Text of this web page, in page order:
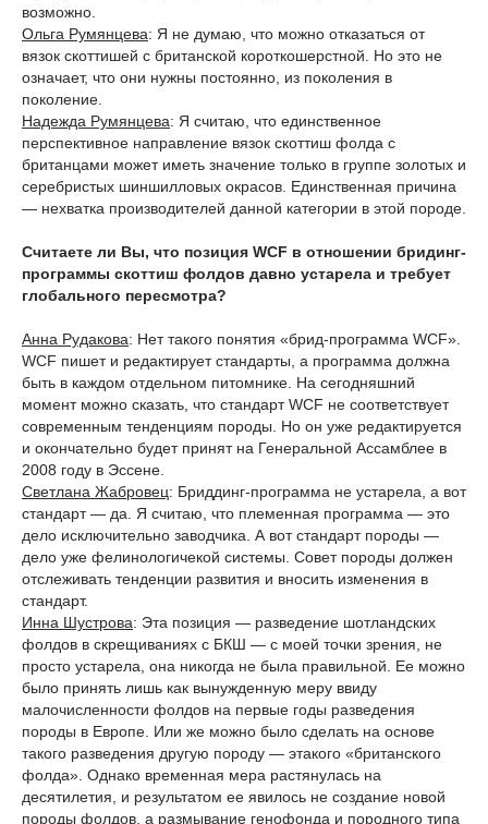
возможно.
Ольга Румянцева: Я не думаю, что можно отказаться от
вязок скоттишей с британской короткошерстной. Но это не
означает, что они нужны постоянно, из поколения в
поколение.
Надежда Румянцева: Я считаю, что единственное
перспективное направление вязок скоттиш фолда с
британцами может иметь значение только в группе золотых и
серебристых шиншилловых окрасов. Единственная причина
— нехватка производителей данной категории в этой породе.
Считаете ли Вы, что позиция WCF в отношении бридинг-
программы скоттиш фолдов давно устарела и требует
глобального пересмотра?
Анна Рудакова: Нет такого понятия «брид-программа WCF».
WCF пишет и редактирует стандарты, а программа должна
быть в каждом отдельном питомнике. На сегодняшний
момент можно сказать, что стандарт WCF не соответствует
современным тенденциям породы. Но он уже редактируется
и окончательно будет принят на Генеральной Ассамблее в
2008 году в Эссене.
Светлана Жабровец: Бриддинг-программа не устарела, а вот
стандарт — да. Я считаю, что племенная программа — это
дело исключительно заводчика. А вот стандарт породы —
дело уже фелинологичекой системы. Совет породы должен
отслеживать тенденции развития и вносить изменения в
стандарт.
Инна Шустрова: Эта позиция — разведение шотландских
фолдов в скрещиваниях с БКШ — с моей точки зрения, не
просто устарела, она никогда не была правильной. Ее можно
было принять лишь как вынужденную меру ввиду
малочисленности фолдов на первые годы разведения
породы в Европе. Или же можно было сделать на основе
такого разведения другую породу — этакого «британского
фолда». Однако временная мера растянулась на
десятилетия, и результатом ее явилось не создание новой
породы фолдов, а размывание генофонда и породного типа